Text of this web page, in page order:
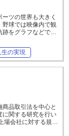
ツの世界も大きく
野球では映像内で観
跡をグラフなどで…
生の実現
品取引法を中心と
に関する研究を行い
場会社に対する規…